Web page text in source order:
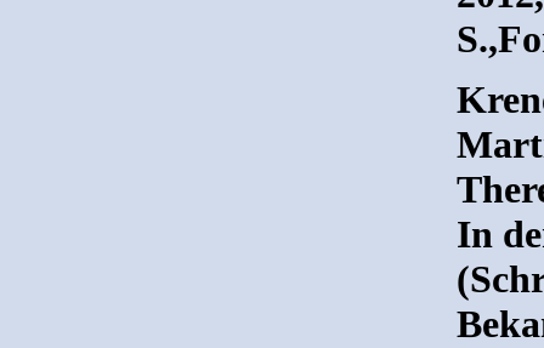
In